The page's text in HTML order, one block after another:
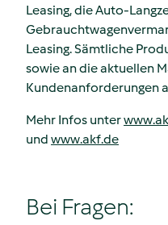
Leasing, die Auto-
Leasing. Sämtliche
sowie an die aktuellen
Kundenanforderungen
Mehr Infos unter
und www.akf.de
Bei Fragen: